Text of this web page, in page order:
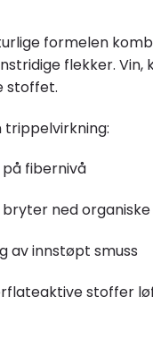
formelen
flekker.
stoffet.
på fibernivå
ned
av innstøpt smuss
stoffer